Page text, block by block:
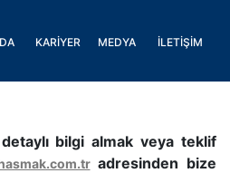
KARİYER MEDYA İLETİŞİM
bilgi almak veya teklif
adresinden bize